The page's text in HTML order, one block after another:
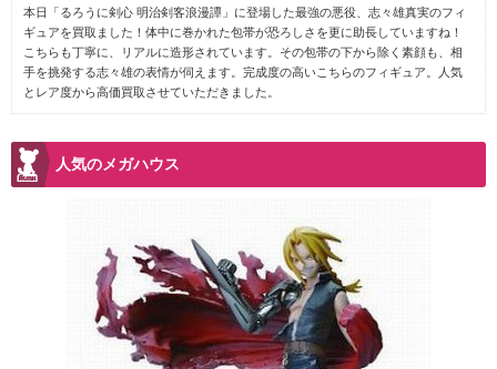
本日「るろうに剣心 明治剣客浪漫譚」に登場した最強の悪役、志々雄真実のフィ
ギュアを買取ました！体中に巻かれた包帯が恐ろしさを更に助長していますね！
こちらも丁寧に、リアルに造形されています。その包帯の下から除く素顔も、相
手を挑発する志々雄の表情が伺えます。完成度の高いこちらのフィギュア。人気
とレア度から高価買取させていただきました。
人気のメガハウス